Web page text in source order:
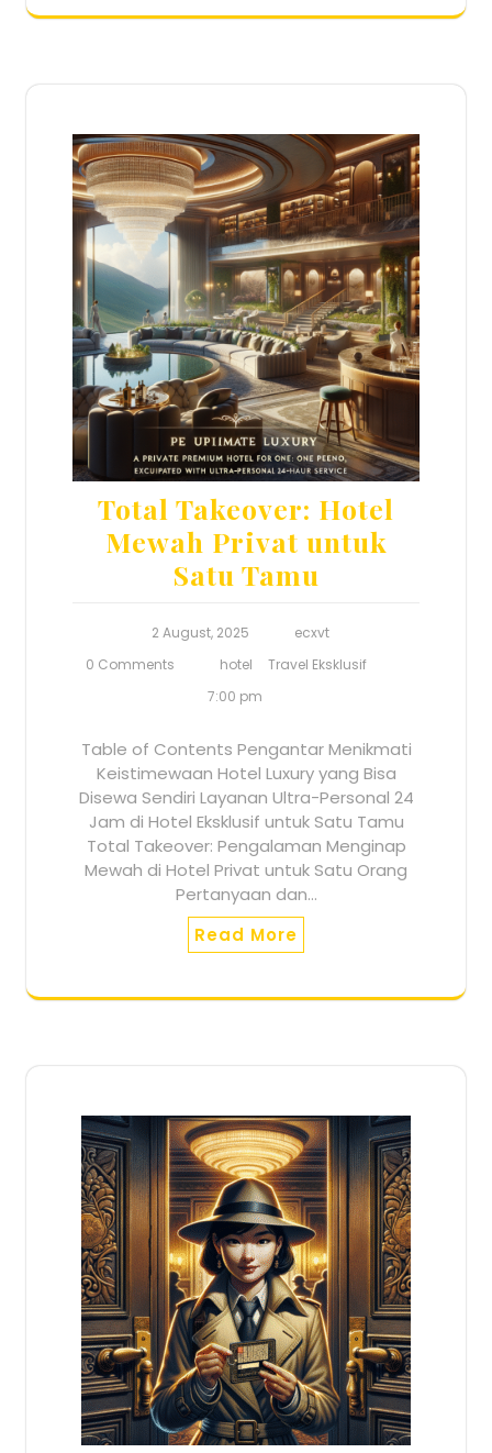
Total Takeover: Hotel
Mewah Privat untuk
Satu Tamu
2 August, 2025
ecxvt
0 Comments
hotel
Travel Eksklusif
7:00 pm
Table of Contents Pengantar Menikmati
Keistimewaan Hotel Luxury yang Bisa
Disewa Sendiri Layanan Ultra-Personal 24
Jam di Hotel Eksklusif untuk Satu Tamu
Total Takeover: Pengalaman Menginap
Mewah di Hotel Privat untuk Satu Orang
Pertanyaan dan…
Read More